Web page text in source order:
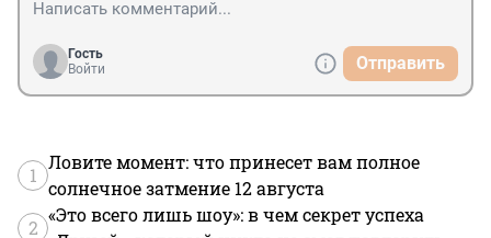
Гость
Войти
Отправить
1
Ловите момент: что принесет вам полное
солнечное затмение 12 августа
2
«Это всего лишь шоу»: в чем секрет успеха